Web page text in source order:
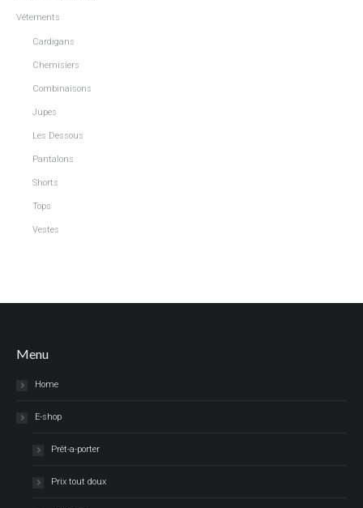
Vêtements
Cardigans
Chemisiers
Combinaisons
Jupes
Les Dessous
Pantalons
Shorts
Tops
Vestes
Menu
Home
E-shop
Prêt-a-porter
Prix tout doux